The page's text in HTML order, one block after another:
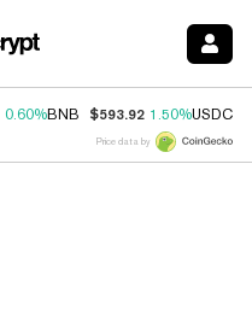
0.60%BNB $593.92 1.50%USDC
Price data by